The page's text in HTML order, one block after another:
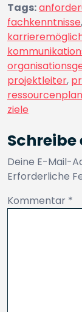
Tags:
fachkenntnisse,
projektleiter,
ziele
Deine E-Mail-
Erforderliche
Kommentar *